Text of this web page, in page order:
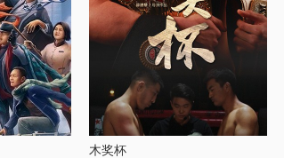
木奖杯